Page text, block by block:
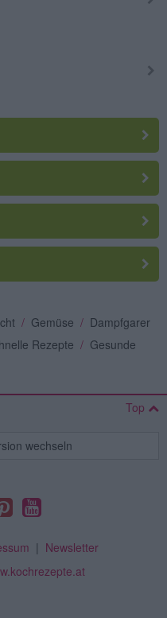
/ Gemüse / Dampfgarer
Rezepte / Gesunde
Top
wechseln
| Newsletter